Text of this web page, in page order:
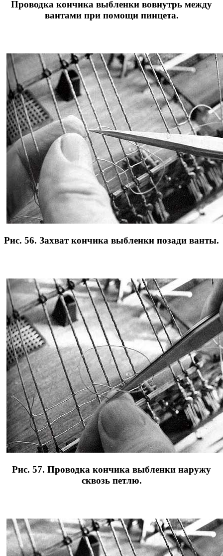
Проводка кончика выбленки вовнутрь между
вантами при помощи пинцета.
Рис. 56. Захват кончика выбленки позади ванты.
Рис. 57. Проводка кончика выбленки наружу
сквозь петлю.